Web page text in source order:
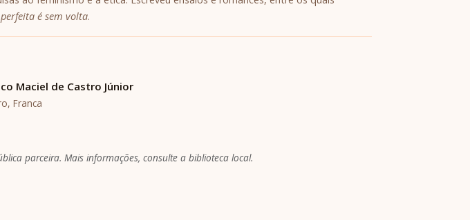
é sem volta.
Maciel de Castro Júnior
Franca
parceira. Mais informações, consulte a biblioteca local.